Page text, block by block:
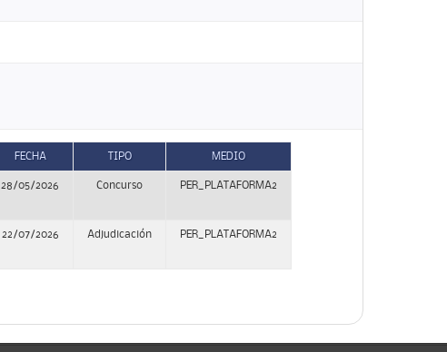
FECHA TIPO MEDIO
28/05/2026 Concurso PER_PLATAFORMA2
22/07/2026 Adjudicación PER_PLATAFORMA2